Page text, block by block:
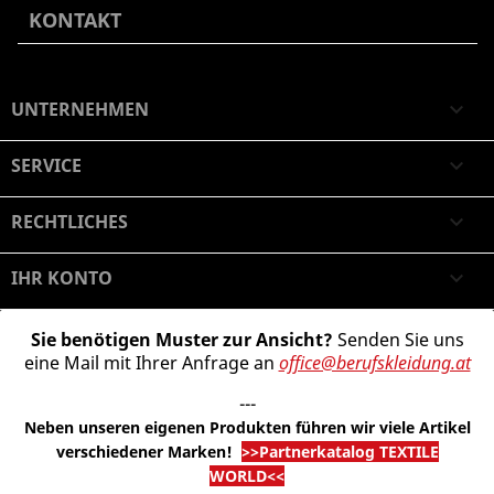
KONTAKT
UNTERNEHMEN 
SERVICE 
RECHTLICHES 
IHR KONTO 
Sie benötigen Muster zur Ansicht? Senden Sie uns
eine Mail mit Ihrer Anfrage an office@berufskleidung.at
---
Neben unseren eigenen Produkten führen wir viele Artikel
verschiedener Marken! >>Partnerkatalog TEXTILE
WORLD<<